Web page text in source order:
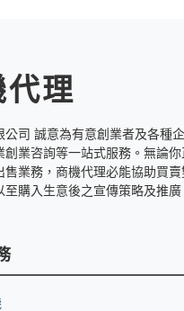
代理
公司 誠意為有意創業者及各種
創業咨詢等一站式服務。無論
售業務，商機代理必能協助買賣
至購入生意後之宣傳策略及推